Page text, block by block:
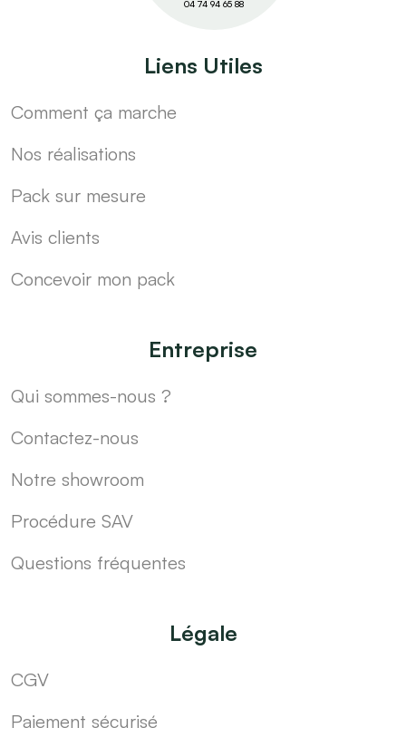
04 74 94 65 88
Liens Utiles
Comment ça marche
Nos réalisations
Pack sur mesure
Avis clients
Concevoir mon pack
Entreprise
Qui sommes-nous ?
Contactez-nous
Notre showroom
Procédure SAV
Questions fréquentes
Légale
CGV
Paiement sécurisé